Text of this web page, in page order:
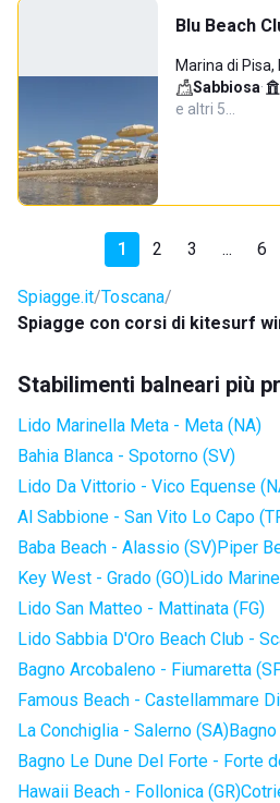
Blu Beach
Marina di Pisa,
Sabbiosa·
e altri 5…
1 2 3 ... 6
Spiagge.it Toscana
Spiagge con corsi di kitesurf
Stabilimenti balneari più
Lido Marinella Meta - Meta (NA)
Bahia Blanca - Spotorno (SV)
Lido Da Vittorio - Vico Equense
Al Sabbione - San Vito Lo Capo
Baba Beach - Alassio (SV)Piper
Key West - Grado (GO)Lido
Lido San Matteo - Mattinata (FG)
Lido Sabbia D'Oro Beach Club -
Bagno Arcobaleno - Fiumaretta
Famous Beach - Castellammare
La Conchiglia - Salerno (SA)
Bagno Le Dune Del Forte - Forte
Hawaii Beach - Follonica (GR)